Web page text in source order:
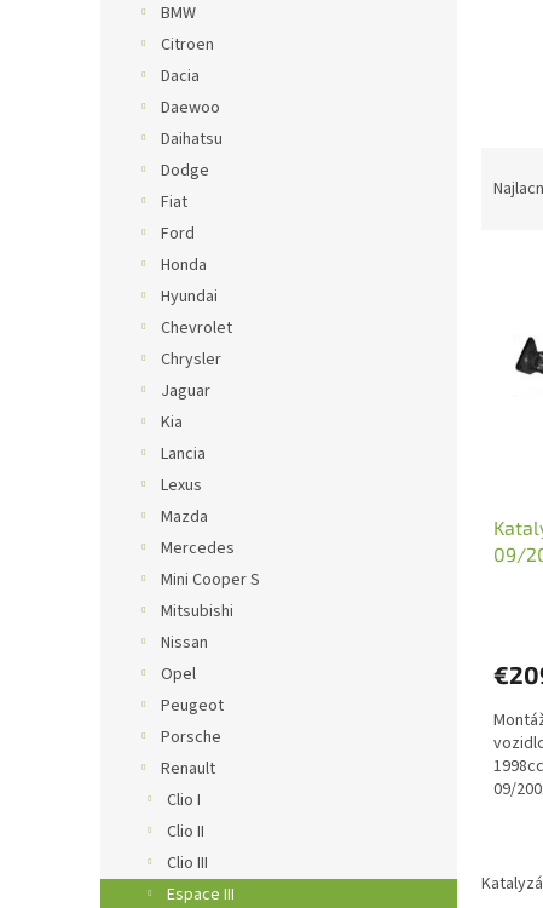
BMW
Citroen
Dacia
Daewoo
Daihatsu
Dodge
Fiat
Ford
Honda
Hyundai
Chevrolet
Chrysler
Jaguar
Kia
Lancia
Lexus
Mazda
Mercedes
Mini Cooper S
Mitsubishi
Nissan
Opel
Peugeot
Porsche
Renault
Clio I
Clio II
Clio III
Espace III
09/
09/